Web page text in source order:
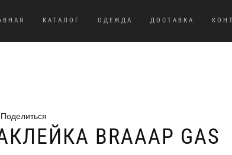
КАТАЛОГ ОДЕЖДА ДОСТАВКА
Поделиться
BRAAAP GAS